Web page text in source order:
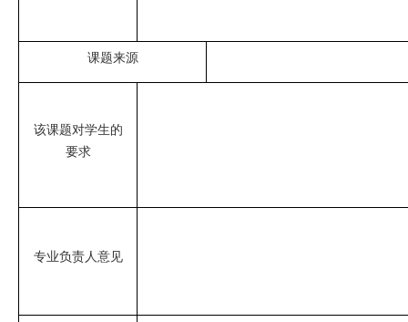
课题来源
该课题对学生的
要求
专业负责人意见